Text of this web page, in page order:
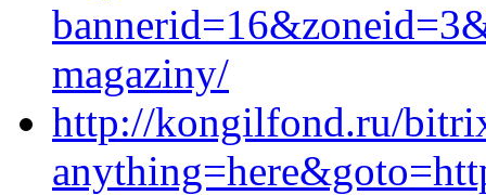
magaziny/
http://kongilfond.ru/